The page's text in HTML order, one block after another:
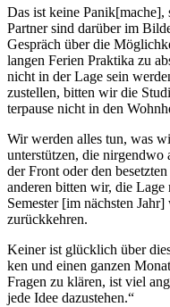
Das ist keine Panik[mache],
Partner sind darüber im
Gespräch über die
langen Ferien Prak­tika zu
nicht in der Lage sein
zu­stel­len, bitten wir die
ter­pause nicht in den
Wir werden alles tun, was
unter­stüt­zen, die nir­gendwo
der Front oder den
anderen bitten wir, die Lage
Semes­ter [im nächs­ten
zurückkehren.
Keiner ist glück­lich über
ken und einen ganzen
Fragen zu klären, ist viel
jede Idee dazustehen.“